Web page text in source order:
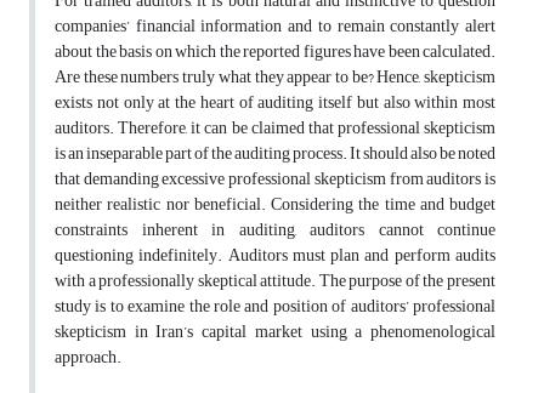
companies’ financial information and to remain constantly alert
about the basis on which the reported figures have been calculated.
Are these numbers truly what they appear to be? Hence, skepticism
exists not only at the heart of auditing itself but also within most
auditors. Therefore, it can be claimed that professional skepticism
is an inseparable part of the auditing process. It should also be noted
that demanding excessive professional skepticism from auditors is
neither realistic nor beneficial. Considering the time and budget
constraints inherent in auditing, auditors cannot continue
questioning indefinitely. Auditors must plan and perform audits
with a professionally skeptical attitude. The purpose of the present
study is to examine the role and position of auditors’ professional
skepticism in Iran’s capital market using a phenomenological
approach.